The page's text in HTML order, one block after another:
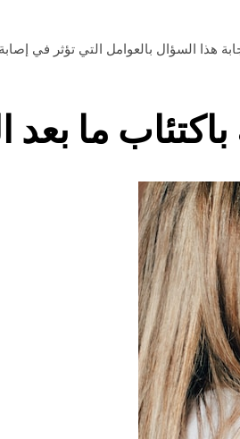
هذا السؤال بالعوامل التي تؤثر في
ما بعد